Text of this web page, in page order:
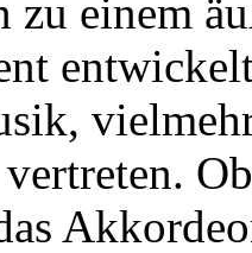
zu einem